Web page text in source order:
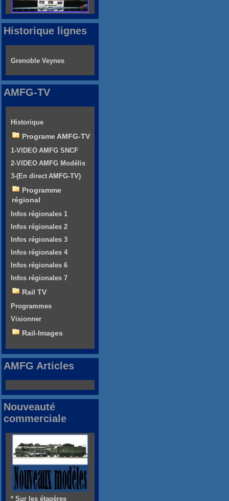
Historique lignes
Grenoble Veynes
AMFG-TV
Historique
Programe AMFG-TV
1-VIDEO AMFG SNCF
2-VIDEO AMFG Modélis
3-(En direct AMFG-TV)
Programme
régional
Infos régionales 1
Infos régionales 2
Infos régionales 3
Infos régionales 4
Infos régionales 6
Infos régionales 7
Rail TV
Programmes
Visionner
Rail-Images
AMFG Articles
Nouveauté
commerciale
* Sur les étagères